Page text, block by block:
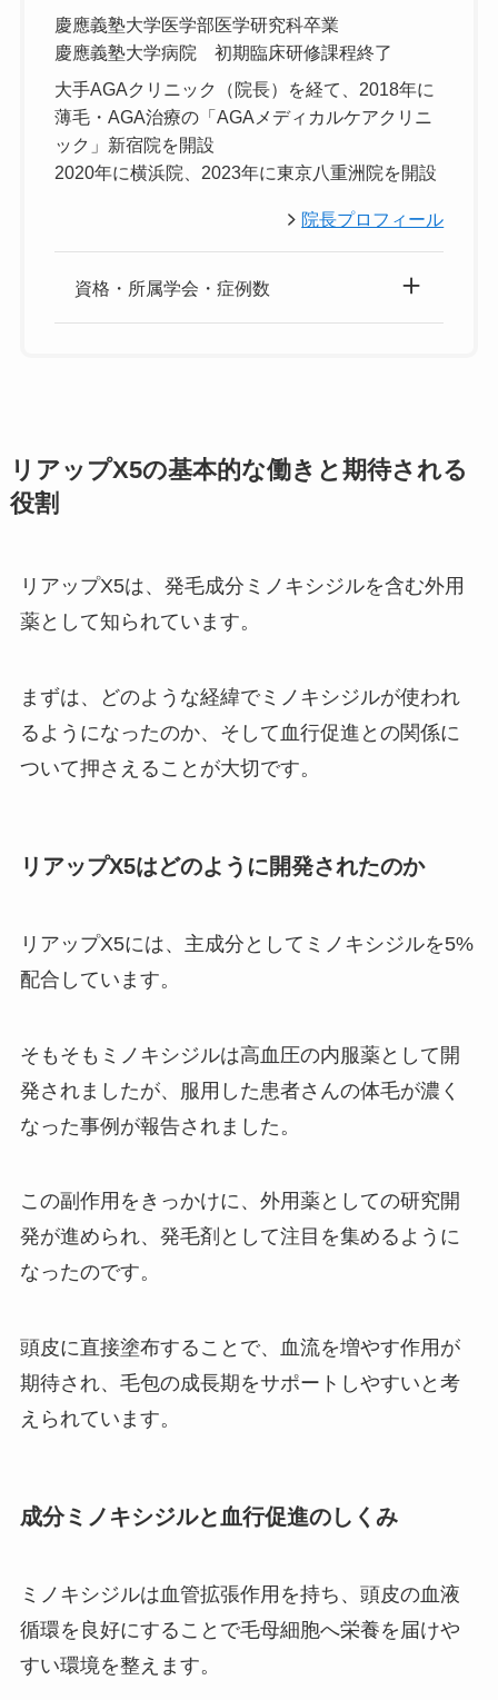
慶應義塾大学医学部医学研究科卒業
慶應義塾大学病院 初期臨床研修課程終了
大手AGAクリニック（院長）を経て、2018年に
薄毛・AGA治療の「AGAメディカルケアクリニ
ック」新宿院を開設
2020年に横浜院、2023年に東京八重洲院を開設
院長プロフィール
資格・所属学会・症例数
リアップX5の基本的な働きと期待される
役割
リアップX5は、発毛成分ミノキシジルを含む外用
薬として知られています。
まずは、どのような経緯でミノキシジルが使われ
るようになったのか、そして血行促進との関係に
ついて押さえることが大切です。
リアップX5はどのように開発されたのか
リアップX5には、主成分としてミノキシジルを5%
配合しています。
そもそもミノキシジルは高血圧の内服薬として開
発されましたが、服用した患者さんの体毛が濃く
なった事例が報告されました。
この副作用をきっかけに、外用薬としての研究開
発が進められ、発毛剤として注目を集めるように
なったのです。
頭皮に直接塗布することで、血流を増やす作用が
期待され、毛包の成長期をサポートしやすいと考
えられています。
成分ミノキシジルと血行促進のしくみ
ミノキシジルは血管拡張作用を持ち、頭皮の血液
循環を良好にすることで毛母細胞へ栄養を届けや
すい環境を整えます。